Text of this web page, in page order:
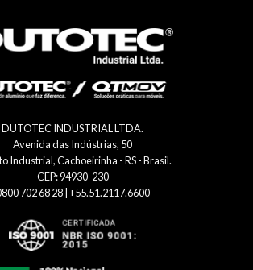
DUTOTEC INDUSTRIAL LTDA.
Avenida das Indústrias, 50
Industrial, Cachoeirinha - RS - Brasil.
CEP: 94930-230
702 68 28 | +55.51.2117.6600